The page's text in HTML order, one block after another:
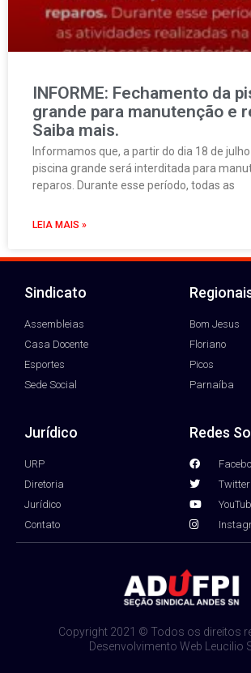
INFORME: Fechamento da
grande para manutenção e
Saiba mais.
Informamos que, a partir do dia 18 de
piscina grande será interditada para
reparos. Durante esse período, todas as
LEIA MAIS »
Sindicato
Assembleias
Casa Docente
Esportes
Sede Social
Bom Jesus
Floriano
Picos
Parnaíba
Jurídico
URP
Diretoria
Jurídico
Contato
Redes
Twitter
Copyright 2021 © Todos os direitos
Desenvolvimento Web Leucilio